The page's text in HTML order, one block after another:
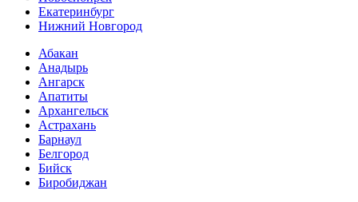
Екатеринбург
Нижний Новгород
Абакан
Анадырь
Ангарск
Апатиты
Архангельск
Астрахань
Барнаул
Белгород
Бийск
Биробиджан